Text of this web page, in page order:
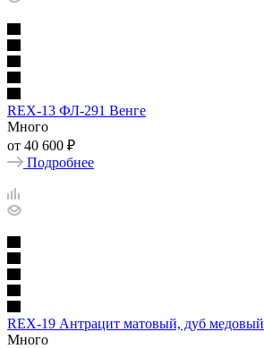
REX-13 ФЛ-291 Венге
Много
от 40 600 ₽
Подробнее
REX-19 Антрацит матовый, дуб медовый
Много